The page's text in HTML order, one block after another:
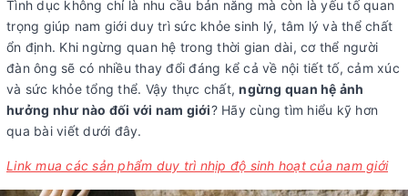
Tình dục không chỉ là nhu cầu bản năng mà còn là yếu tố quan
trọng giúp nam giới duy trì sức khỏe sinh lý, tâm lý và thể chất
ổn định. Khi ngừng quan hệ trong thời gian dài, cơ thể người
đàn ông sẽ có nhiều thay đổi đáng kể cả về nội tiết tố, cảm xúc
và sức khỏe tổng thể. Vậy thực chất,ngừng quan hệ ảnh
hưởng như nào đối với nam giới? Hãy cùng tìm hiểu kỹ hơn
qua bài viết dưới đây.
Link mua các sản phẩm duy trì nhịp độ sinh hoạt của nam giới